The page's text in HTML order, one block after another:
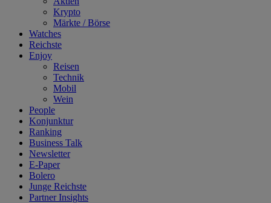
Krypto
Märkte / Börse
Watches
Reichste
Enjoy
Reisen
Technik
Mobil
Wein
People
Konjunktur
Ranking
Business Talk
Newsletter
E-Paper
Bolero
Junge Reichste
Partner Insights